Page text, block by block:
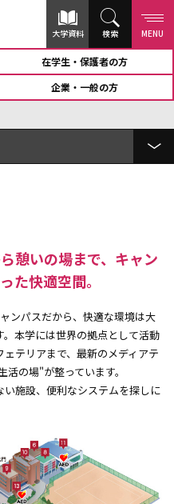
大学資料 検索 MENU
在学生・保護者の方
企業・一般の方
憩いの場まで、キャン
た快適空間。
ンパスだから、快適な環境は大
本学には世界の拠点として活動
テリアまで、最新のメディアテ
の場"が整っています。
施設、便利なシステムを探しに